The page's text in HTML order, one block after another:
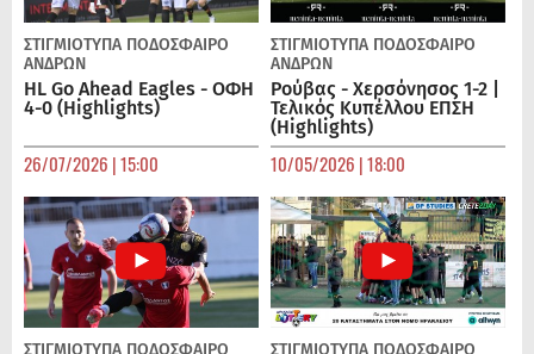
ΣΤΙΓΜΙΟΤΥΠΑ ΠΟΔΌΣΦΑΙΡΟ
ΑΝΔΡΏΝ
HL Go Ahead Eagles - ΟΦΗ
4-0 (Highlights)
26/07/2026 | 15:00
ΣΤΙΓΜΙΟΤΥΠΑ ΠΟΔΌΣΦΑΙΡΟ
ΑΝΔΡΏΝ
Ρούβας - Χερσόνησος 1-2 |
Τελικός Κυπέλλου ΕΠΣΗ
(Highlights)
10/05/2026 | 18:00